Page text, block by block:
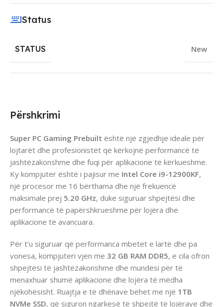
Përshkrimi
Super PC Gaming Prebuilt është një zgjedhje ideale për
lojtarët dhe profesionistët që kërkojnë performancë të
jashtëzakonshme dhe fuqi për aplikacione të kërkueshme.
Ky kompjuter është i pajisur me Intel Core i9-12900KF,
një procesor me 16 bërthama dhe një frekuencë
maksimale prej 5.20 GHz, duke siguruar shpejtësi dhe
performancë të papërshkrueshme për lojëra dhe
aplikacione të avancuara.
Për t’u siguruar që performanca mbetet e lartë dhe pa
vonesa, kompjuteri vjen me 32 GB RAM DDR5, e cila ofron
shpejtësi të jashtëzakonshme dhe mundësi për të
menaxhuar shumë aplikacione dhe lojëra të mëdha
njëkohësisht. Ruajtja e të dhënave bëhet me një 1TB
NVMe SSD, që siguron ngarkesë të shpejtë të lojërave dhe
Status
STATUS New